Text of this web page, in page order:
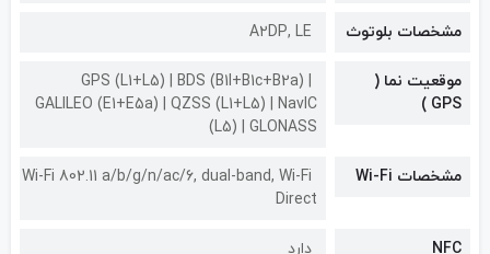
مشخصات بلوتوث A۲DP, LE
موقعیت نما (
GPS )
GPS (L1+L5) | BDS (B1I+B1c+B2a) |
GALILEO (E1+E5a) | QZSS (L1+L5) | NavIC
(L5) | GLONASS
مشخصات Wi-Fi
Wi-Fi 802.11 a/b/g/n/ac/6, dual-band, Wi-Fi
Direct
NFC دارد